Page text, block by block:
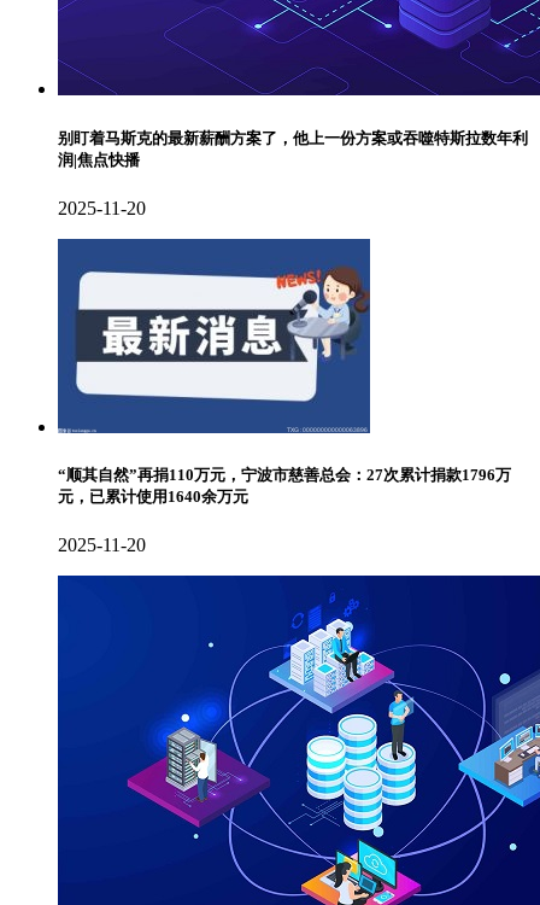
别盯着马斯克的最新薪酬方案了，他上一份方案或吞噬特斯拉数年利
润|焦点快播
2025-11-20
“顺其自然”再捐110万元，宁波市慈善总会：27次累计捐款1796万
元，已累计使用1640余万元
2025-11-20